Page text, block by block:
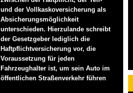
und der Vollkaskoversicherung als
Absicherungsmöglichkeit
unterschieden. Hierzulande schreibt
der Gesetzgeber lediglich die
Haftpflichtversicherung vor, die
Voraussetzung für jeden
Fahrzeughalter ist, um sein Auto im
öffentlichen Straßenverkehr führen